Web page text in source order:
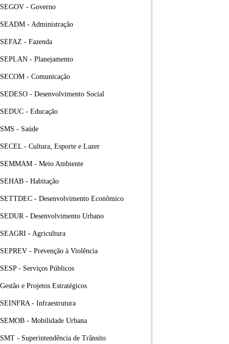
SEGOV - Governo
SEADM - Administração
SEFAZ - Fazenda
SEPLAN - Planejamento
SECOM - Comunicação
SEDESO - Desenvolvimento Social
SEDUC - Educação
SMS - Saúde
SECEL - Cultura, Esporte e Lazer
SEMMAM - Meio Ambiente
SEHAB - Habitação
SETTDEC - Desenvolvimento Econômico
SEDUR - Desenvolvimento Urbano
SEAGRI - Agricultura
SEPREV - Prevenção à Violência
SESP - Serviços Públicos
Gestão e Projetos Estratégicos
SEINFRA - Infraestrutura
SEMOB - Mobilidade Urbana
SMT - Superintendência de Trânsito